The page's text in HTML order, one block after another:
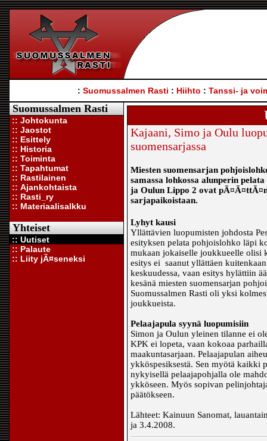
: Suomussalmen Rasti : Hiihto : Tanssi- ja
Suomussalmen Rasti
:: Johtokunta
:: Jaostot
:: Esittely
:: Historia
:: Toiminta
:: Tapahtumat
:: Rastilainen
:: Ajankohtaista
:: Rasti_ry
:: Materiaalisalkku
Yhteiset
:: Uutiset
:: Palaute
:: Liity jÃ¤seneksi
Kajaani, Simo ja Oulu
suomensarjassa
Miesten suomensarjan
samassa lohkossa alunperin
ja Oulun Lippo 2 ovat
sarjapaikoistaan.
Lyhyt kausi
Yllättävien luopumisten johdosta
esityksen pelata pohjoislohko läpi
mukaan jokaiselle joukkueelle
esitys ei saanut yllättäen
keskuudessa, vaan esitys hylättiin
kesänä miesten suomensarjan
Suomussalmen Rasti oli yksi
joukkueista.
Pelaajapula syynä luopumisiin
Simon ja Oulun yleinen tilanne ei
KPK ei lopeta, vaan kokoaa
maakuntasarjaan. Pelaajapulan
ykköspesiksestä. Sen myötä kaikki
nykyisellä pelaajapohjalla ole
ykköseen. Myös sopivan
päätökseen.
Lähteet: Kainuun Sanomat,
ja 3.4.2008.